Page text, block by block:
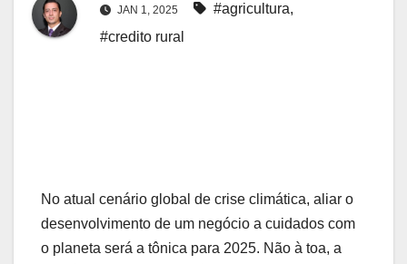
JAN 1, 2025 #agricultura,
#credito rural
No atual cenário global de crise climática, aliar o
desenvolvimento de um negócio a cuidados com
o planeta será a tônica para 2025. Não à toa, a